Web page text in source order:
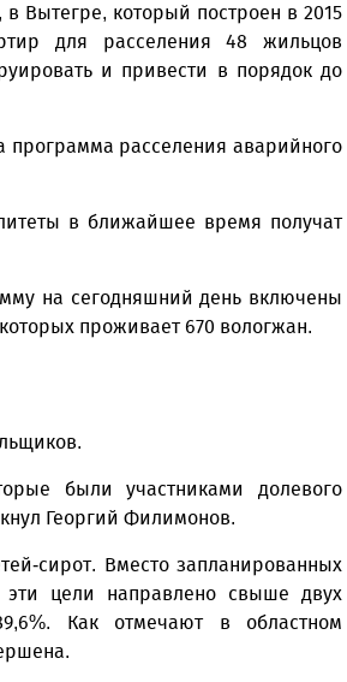
Вытегре, который построен в 2015
для расселения 48 жильцов
и привести в порядок до
программа расселения аварийного
в ближайшее время получат
на сегодняшний день включены
проживает 670 вологжан.
были участниками долевого
Георгий Филимонов.
сирот. Вместо запланированных
цели направлено свыше двух
Как отмечают в областном
Надежда
Кузьминская
редактор
ресурсе газеты «Красный
Север», который, уверены,
обязательно добавите его в
свои закладки.